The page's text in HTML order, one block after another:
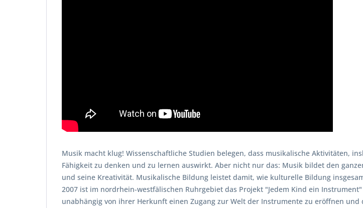
Musik macht klug! Wissenschaftliche Studien belegen, dass musikalische Aktivitäten,
Fähigkeit zu denken und zu lernen auswirkt. Aber nicht nur das: Musik bildet den
und seine Kreativität. Musikalische Bildung leistet damit, wie kulturelle Bildung
2007 ist im nordrhein-westfälischen Ruhrgebiet das Projekt "Jedem Kind ein
unabhängig von ihrer Herkunft einen Zugang zur Welt der Instrumente zu eröffnen